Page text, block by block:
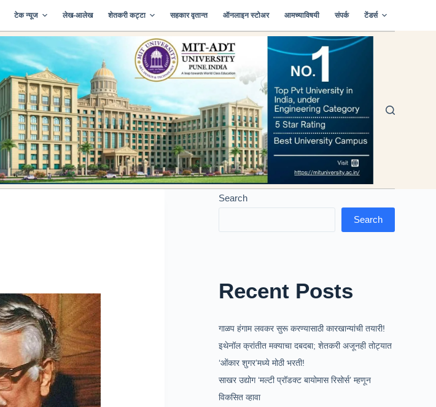
टेक न्यूज लेख-आलेख शेतकरी कट्टा सहकार वृतान्त ऑनलाइन स्टोअर आमच्याविषयी संपर्क टेंडर्स
Search
Search
Recent Posts
गाळप हंगाम लवकर सुरू करण्यासाठी कारखान्यांची तयारी!
इथेनॉल क्रांतीत मक्याचा दबदबा; शेतकरी अजूनही तोट्यात
‘ओंकार शुगर’मध्ये मोठी भरती!
साखर उद्योग ‘मल्टी प्रॉडक्ट बायोमास रिसोर्स’ म्हणून
विकसित व्हावा